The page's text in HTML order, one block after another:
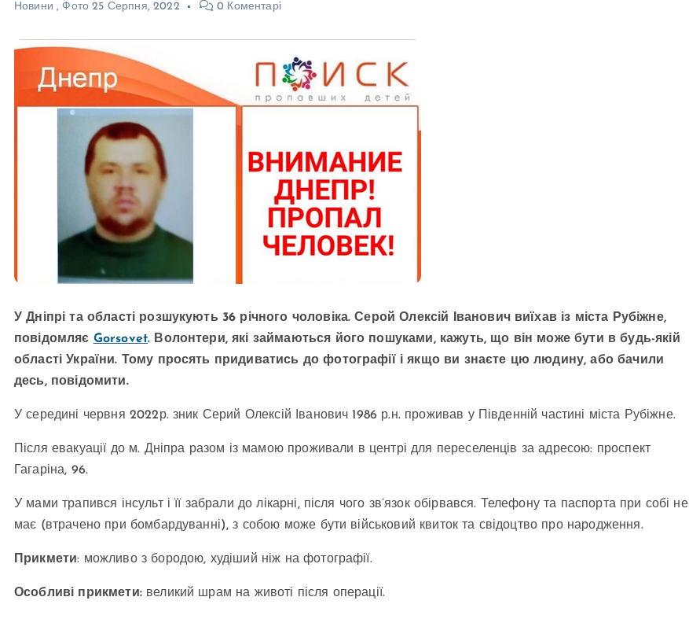
Новини , Фото 25 Серпня, 2022 0 Коментарі
У Дніпрі та області розшукують 36 річного чоловіка. Серой Олексій Іванович виїхав із міста Рубіжне,
повідомляє Gorsovet. Волонтери, які займаються його пошуками, кажуть, що він може бути в будь-якій
області України. Тому просять придиватись до фотографії і якщо ви знаєте цю людину, або бачили
десь, повідомити.
У середині червня 2022р. зник Серий Олексій Іванович 1986 р.н. проживав у Південній частині міста Рубіжне.
Після евакуації до м. Дніпра разом із мамою проживали в центрі для переселенців за адресою: проспект
Гагаріна, 96.
У мами трапився інсульт і її забрали до лікарні, після чого зв’язок обірвався. Телефону та паспорта при собі не
має (втрачено при бомбардуванні), з собою може бути військовий квиток та свідоцтво про народження.
Прикмети: можливо з бородою, худіший ніж на фотографії.
Особливі прикмети: великий шрам на животі після операції.